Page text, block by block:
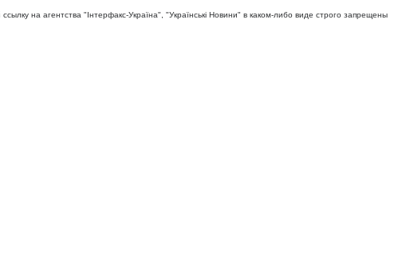
на агентства "Iнтерфакс-Україна", "Українськi Новини" в каком-либо виде строго запрещены